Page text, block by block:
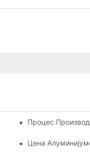
Сунчане Собе За
Процес
Цена